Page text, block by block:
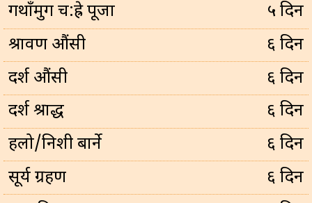
गथाँमुग च:ह्रे पूजा
५ दिन
श्रावण औंसी
६ दिन
दर्श औंसी
६ दिन
दर्श श्राद्ध
६ दिन
हलो/निशी बार्ने
६ दिन
सूर्य ग्रहण
६ दिन